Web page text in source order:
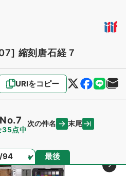
縮刻唐石経７
URIをコピー
No.7
35点中
次の件名 末尾
ジ 最後